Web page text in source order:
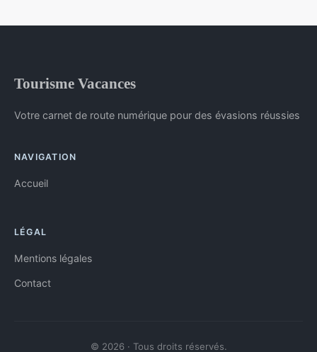
Tourisme Vacances
Votre carnet de route numérique pour des évasions réussies
NAVIGATION
Accueil
LÉGAL
Mentions légales
Contact
© 2026 · Tous droits réservés.